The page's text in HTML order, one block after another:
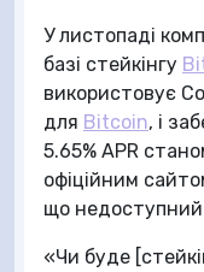
У листопаді
базі стейкінгу
використовує
для Bitcoin, і
5.65% APR
офіційним
що недоступний
«Чи буде